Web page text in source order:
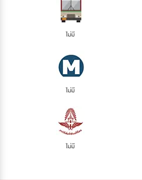
ไม่มี
ไม่มี
ไม่มี